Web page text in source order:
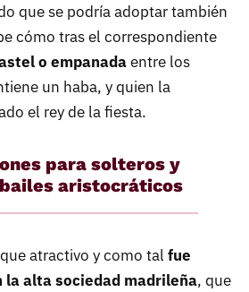
que se podría adoptar también
cómo tras el correspondiente
o empanadaentre los
un haba, y quien la
el rey de la fiesta.
para solteros y
aristocráticos
atractivo y como tal fue
la alta sociedad madrileña, que